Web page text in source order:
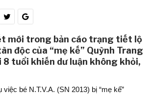
mới trong bản cáo trạng tiết lộ
độc của “mẹ kế” Quỳnh Trang
8 tuổi khiến dư luận không khỏi,
việc bé N.T.V.A. (SN 2013) bị “mẹ kế”